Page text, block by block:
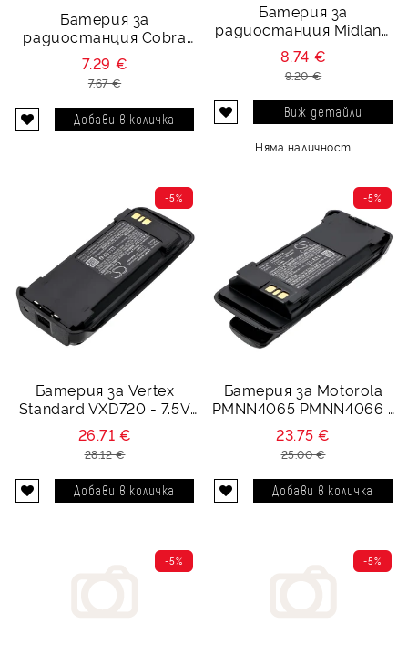
Батерия за
радиостанция Cobra
FA-BP - 4.8V 600 mAh
7.29 €
7.67 €
Батерия за
радиостанция Midland
G223, Midland GXT200 -
4.8V 700 mAh
8.74 €
9.20 €
Виж детайли
Няма наличност
Батерия за Vertex
Standard VXD720 - 7.5V
1800 mAh
-5%
26.71 €
28.12 €
Батерия за Motorola
PMNN4065 PMNN4066 -
7.5V 1800 mAh
-5%
23.75 €
25.00 €
-5% -5%